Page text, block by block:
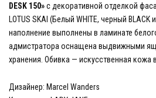
DESK 150»с декоративной отделкой
LOTUS SKAI (Белый WHITE, черный BLACK
наполнение выполнены в ламинате
адмистратора оснащена выдвижными
хранения. Обивка — искусственная кожа
Дизайнер: Marcel Wanders